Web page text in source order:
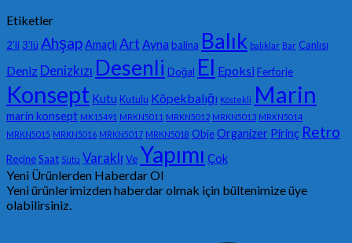
Etiketler
2'li 3'lü AhşapAmaçlı Art Ayna balina Balık balıklar Bar Canlısı
Deniz Denizkızı Desenli Doğal El Epoksi Ferforje
Konsept Kutu Kutulu Köpekbalığı Köstekli Marin
marin konsept MK15491 MRKN5011 MRKN5012 MRKN5013 MRKN5014
MRKN5015 MRKN5016 MRKN5017 MRKN5018 ObjeOrganizer Pirinç Retro
ReçineSaat Sütü Varaklı Ve Yapımı Çok
Yeni Ürünlerden Haberdar Ol
Yeni ürünlerimizden haberdar olmak için bültenimize üye
olabilirsiniz.